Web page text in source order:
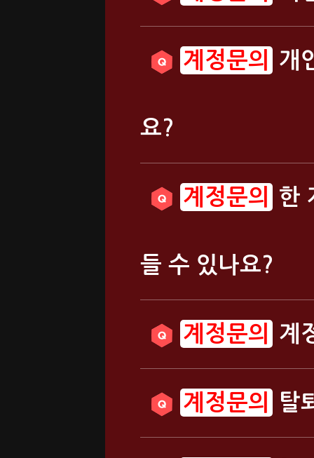
개
요?
한
들 수 있나요?
계
탈